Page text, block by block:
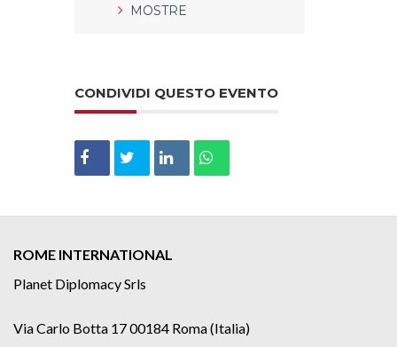
MOSTRE
CONDIVIDI QUESTO EVENTO
ROME INTERNATIONAL
Planet Diplomacy Srls
Via Carlo Botta 17 00184 Roma (Italia)